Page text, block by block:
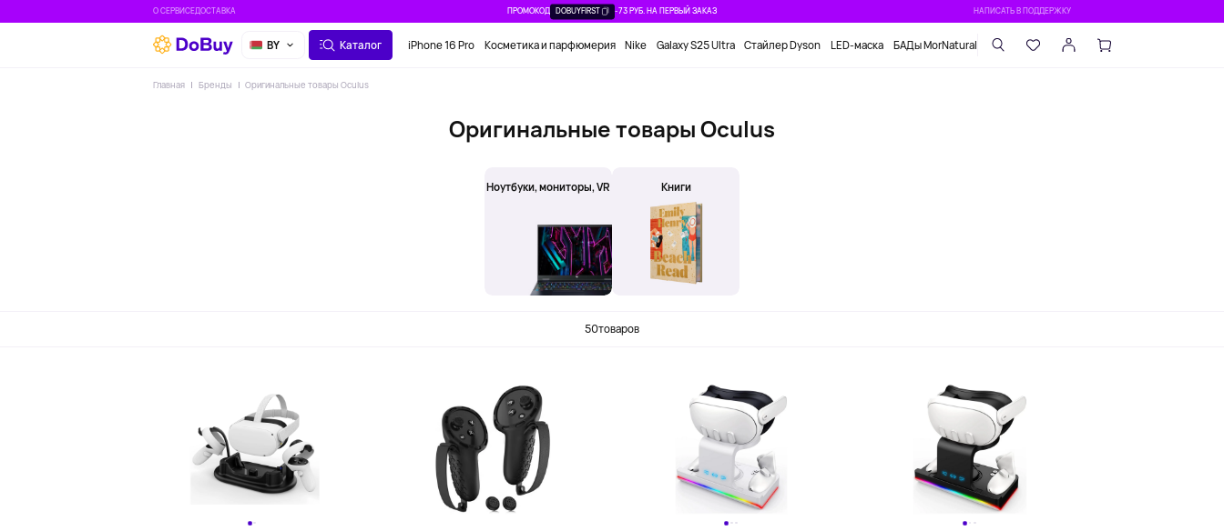
О СЕРВИСЕДОСТАВКА ПРОМОКОД DOBUYFIRST -73 РУБ. НА ПЕРВЫЙ ЗАКАЗ НАПИСАТЬ В ПОДДЕРЖКУ
BY Каталог iPhone 16 Pro Косметика и парфюмерия Nike Galaxy S25 Ultra Стайлер Dyson LED-маска БАДы MorNatural
Главная Бренды Оригинальные товары Oculus
Оригинальные товары Oculus
Ноутбуки, мониторы, VR Книги
50товаров